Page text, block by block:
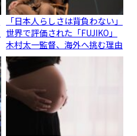
「日本人らしさは背負わない」
世界で評価された「FUJIKO」
木村太一監督、海外へ挑む理由